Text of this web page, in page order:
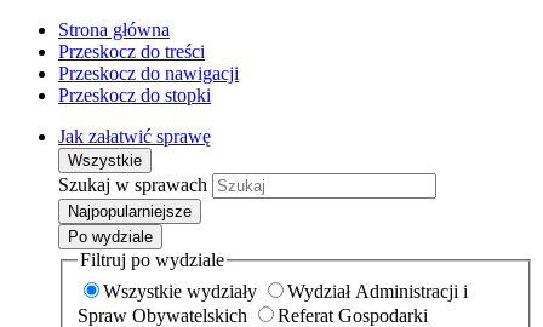
Strona główna
Przeskocz do treści
Przeskocz do nawigacji
Przeskocz do stopki
Jak załatwić sprawę
Wszystkie
Szukaj w sprawach
Najpopularniejsze
Po wydziale
Filtruj po wydziale
Wszystkie wydziały
Wydział Administracji i
Spraw Obywatelskich
Referat Gospodarki